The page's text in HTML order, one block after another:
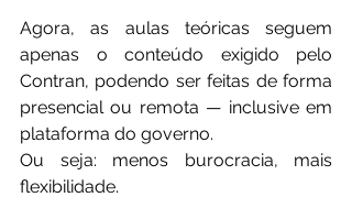
Agora, as aulas teóricas seguem
apenas o conteúdo exigido pelo
Contran, podendo ser feitas de forma
presencial ou remota — inclusive em
plataforma do governo.
Ou seja: menos burocracia, mais
flexibilidade.